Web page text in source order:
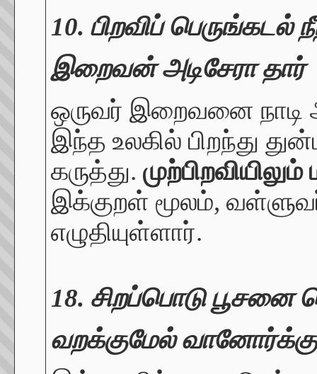
10. பிறவிப் பெருங்கடல்
இறைவன் அடிசேரா தார்
ஒருவர் இறைவனை நாடி
இந்த உலகில் பிறந்து
கருத்து.
இக்குறள் மூலம்,
எழுதியுள்ளார்.
18. சிறப்பொடு பூசனை
வறக்குமேல்